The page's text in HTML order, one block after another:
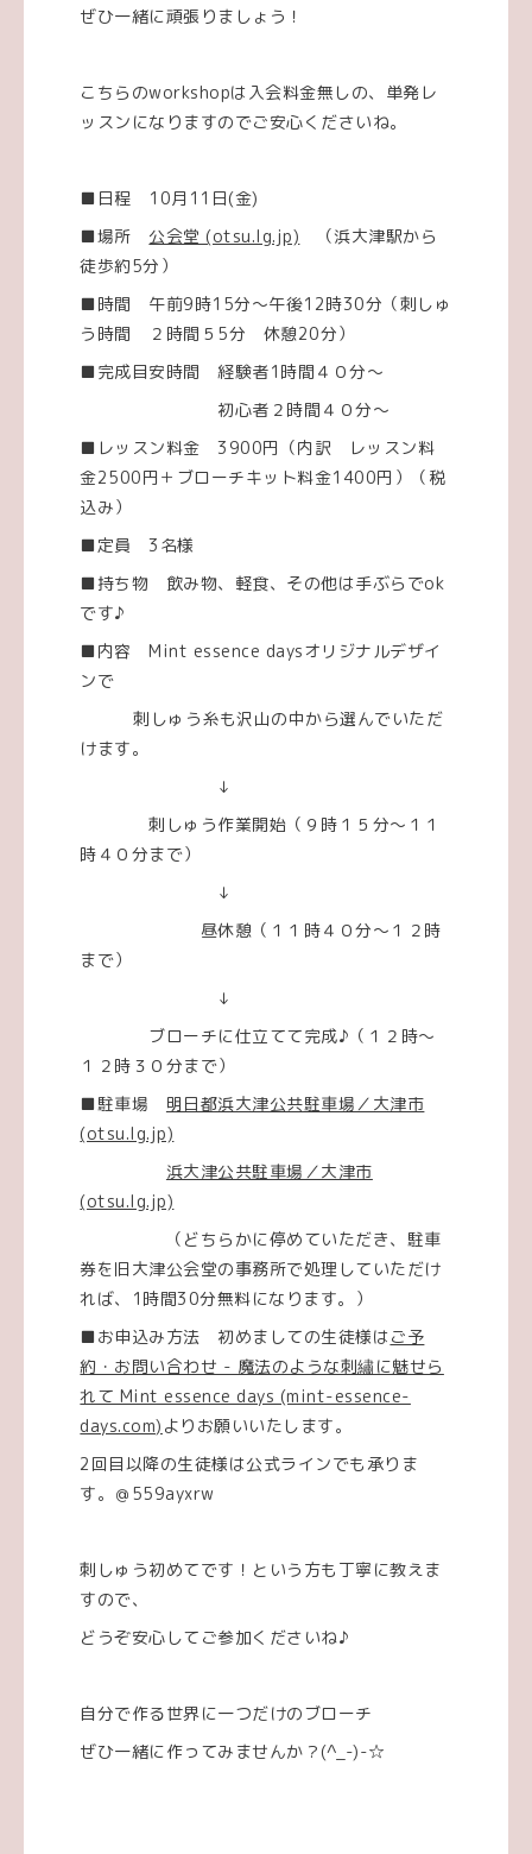
ぜひ一緒に頑張りましょう！
こちらのworkshopは入会料金無しの、単発レ
ッスンになりますのでご安心くださいね。
■日程 10月11日(金)
■場所 公会堂 (otsu.lg.jp) （浜大津駅から
徒歩約5分）
■時間 午前9時15分～午後12時30分（刺しゅ
う時間 ２時間５5分 休憩20分）
■完成目安時間 経験者1時間４０分～
初心者２時間４０分～
■レッスン料金 3900円（内訳 レッスン料
金2500円＋ブローチキット料金1400円）（税
込み）
■定員 3名様
■持ち物 飲み物、軽食、その他は手ぶらでok
です♪
■内容 Mint essence daysオリジナルデザイ
ンで
刺しゅう糸も沢山の中から選んでいただ
けます。
↓
刺しゅう作業開始（９時１５分～１１
時４０分まで）
↓
昼休憩（１１時４０分～１２時
まで）
↓
ブローチに仕立てて完成♪（１２時～
１２時３０分まで）
■駐車場 明日都浜大津公共駐車場／大津市
(otsu.lg.jp)
浜大津公共駐車場／大津市
(otsu.lg.jp)
（どちらかに停めていただき、駐車
券を旧大津公会堂の事務所で処理していただけ
れば、1時間30分無料になります。）
■お申込み方法 初めましての生徒様はご予
約・お問い合わせ - 魔法のような刺繡に魅せら
れて Mint essence days (mint-essence-
days.com) よりお願いいたします。
2回目以降の生徒様は公式ラインでも承りま
す。＠559ayxrw
刺しゅう初めてです！という方も丁寧に教えま
すので、
どうぞ安心してご参加くださいね♪
自分で作る世界に一つだけのブローチ
ぜひ一緒に作ってみませんか？(^_-)-☆